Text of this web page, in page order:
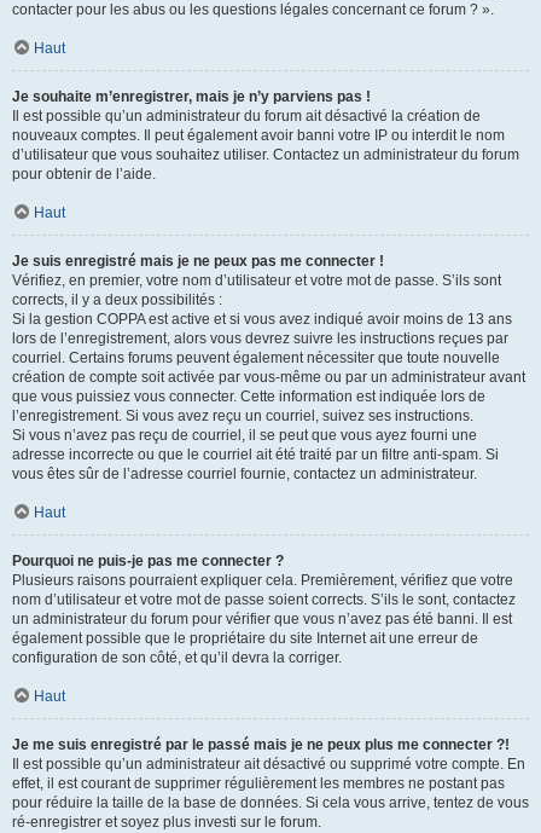
contacter pour les abus ou les questions légales concernant ce forum ? ».
Haut
Je souhaite m’enregistrer, mais je n’y parviens pas !
Il est possible qu’un administrateur du forum ait désactivé la création de
nouveaux comptes. Il peut également avoir banni votre IP ou interdit le nom
d’utilisateur que vous souhaitez utiliser. Contactez un administrateur du forum
pour obtenir de l’aide.
Haut
Je suis enregistré mais je ne peux pas me connecter !
Vérifiez, en premier, votre nom d’utilisateur et votre mot de passe. S’ils sont
corrects, il y a deux possibilités :
Si la gestion COPPA est active et si vous avez indiqué avoir moins de 13 ans
lors de l’enregistrement, alors vous devrez suivre les instructions reçues par
courriel. Certains forums peuvent également nécessiter que toute nouvelle
création de compte soit activée par vous-même ou par un administrateur avant
que vous puissiez vous connecter. Cette information est indiquée lors de
l’enregistrement. Si vous avez reçu un courriel, suivez ses instructions.
Si vous n’avez pas reçu de courriel, il se peut que vous ayez fourni une
adresse incorrecte ou que le courriel ait été traité par un filtre anti-spam. Si
vous êtes sûr de l’adresse courriel fournie, contactez un administrateur.
Haut
Pourquoi ne puis-je pas me connecter ?
Plusieurs raisons pourraient expliquer cela. Premièrement, vérifiez que votre
nom d’utilisateur et votre mot de passe soient corrects. S’ils le sont, contactez
un administrateur du forum pour vérifier que vous n’avez pas été banni. Il est
également possible que le propriétaire du site Internet ait une erreur de
configuration de son côté, et qu’il devra la corriger.
Haut
Je me suis enregistré par le passé mais je ne peux plus me connecter ?!
Il est possible qu’un administrateur ait désactivé ou supprimé votre compte. En
effet, il est courant de supprimer régulièrement les membres ne postant pas
pour réduire la taille de la base de données. Si cela vous arrive, tentez de vous
ré-enregistrer et soyez plus investi sur le forum.